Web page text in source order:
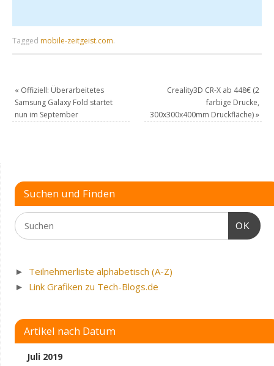
Tagged mobile-zeitgeist.com.
« Offiziell: Überarbeitetes
Samsung Galaxy Fold startet
nun im September
Creality3D CR-X ab 448€ (2
farbige Drucke,
300x300x400mm Druckfläche)»
Suchen und Finden
OK
► Teilnehmerliste alphabetisch (A-Z)
► Link Grafiken zu Tech-Blogs.de
Artikel nach Datum
Juli 2019